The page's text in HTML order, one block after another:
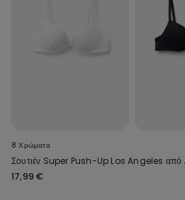
8 Χρώματα
Σουτιέν Super Push-Up Los Angeles από
17,99 €